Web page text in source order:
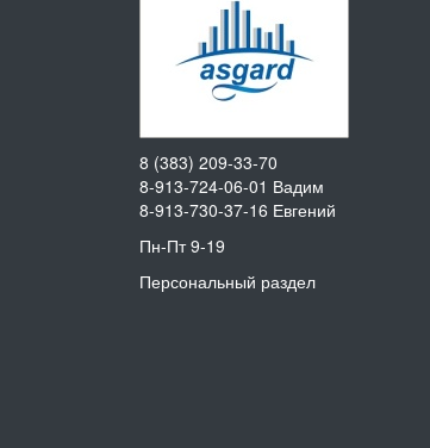
8 (383) 209-33-70
8-913-724-06-01 Вадим
8-913-730-37-16 Евгений
Пн-Пт 9-19
Персональный раздел